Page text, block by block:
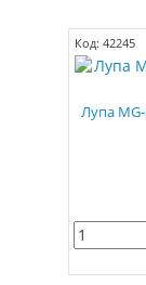
Код: 42245
Лупа